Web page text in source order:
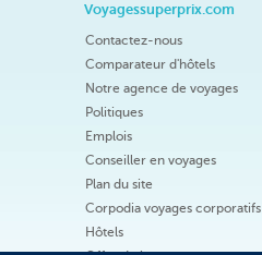
Voyagessuperprix.com
Contactez-nous
Comparateur d'hôtels
Notre agence de voyages
Politiques
Emplois
Conseiller en voyages
Plan du site
Corpodia voyages corporatifs
Hôtels